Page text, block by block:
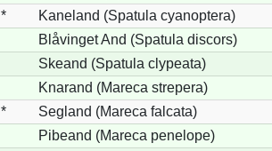
*
Kaneland (Spatula cyanoptera)
Blåvinget And (Spatula discors)
Skeand (Spatula clypeata)
Knarand (Mareca strepera)
*
Segland (Mareca falcata)
Pibeand (Mareca penelope)